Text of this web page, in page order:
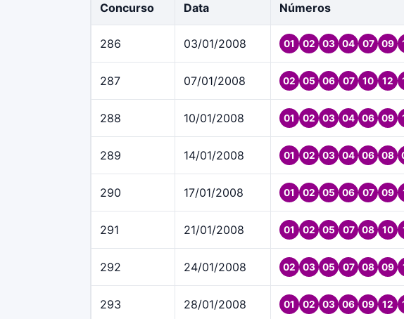
Concurso Data Números
286 03/01/2008 01 02 03 04 07 09
287 07/01/2008 02 05 06 07 10 12
288 10/01/2008 01 02 03 04 06 09
289 14/01/2008 01 02 03 04 06 08
290 17/01/2008 01 02 05 06 07 09
291 21/01/2008 01 02 05 07 08 10
292 24/01/2008 02 03 05 07 08 09
293 28/01/2008 01 02 03 06 09 12